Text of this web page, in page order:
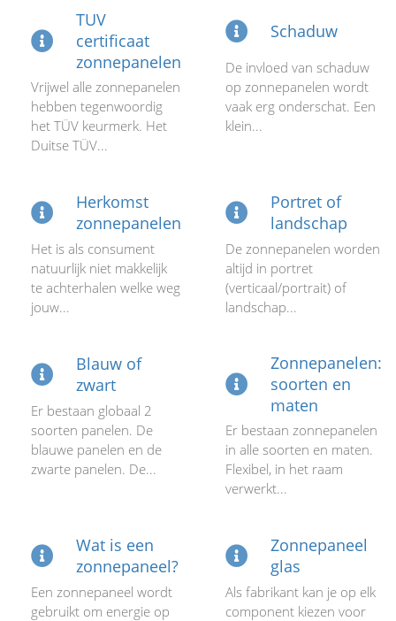
TUV
certificaat
zonnepanelen
Vrijwel alle zonnepanelen
hebben tegenwoordig
het TÜV keurmerk. Het
Duitse TÜV...
Schaduw
De invloed van schaduw
op zonnepanelen wordt
vaak erg onderschat. Een
klein...
Herkomst
zonnepanelen
Het is als consument
natuurlijk niet makkelijk
te achterhalen welke weg
jouw...
Portret of
landschap
De zonnepanelen worden
altijd in portret
(verticaal/portrait) of
landschap...
Blauw of
zwart
Er bestaan globaal 2
soorten panelen. De
blauwe panelen en de
zwarte panelen. De...
Zonnepanelen:
soorten en
maten
Er bestaan zonnepanelen
in alle soorten en maten.
Flexibel, in het raam
verwerkt...
Wat is een
zonnepaneel?
Een zonnepaneel wordt
gebruikt om energie op
Zonnepaneel
glas
Als fabrikant kan je op elk
component kiezen voor